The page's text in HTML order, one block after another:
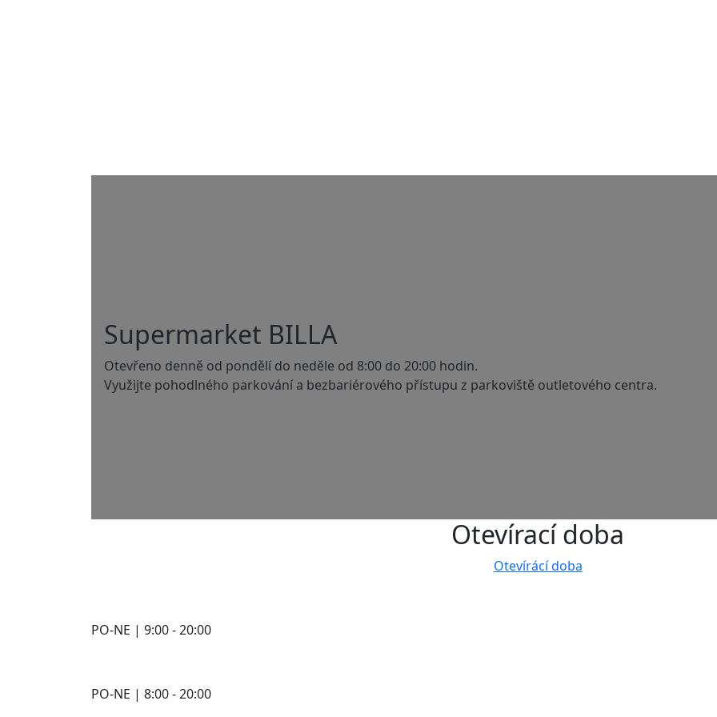
Supermarket BILLA
Otevřeno denně od pondělí do neděle od 8:00 do 20:00 hodin.
Využijte pohodlného parkování a bezbariérového přístupu z parkoviště outletového centra.
Otevírací doba
Otevírácí doba
PO-NE | 9:00 - 20:00
PO-NE | 8:00 - 20:00